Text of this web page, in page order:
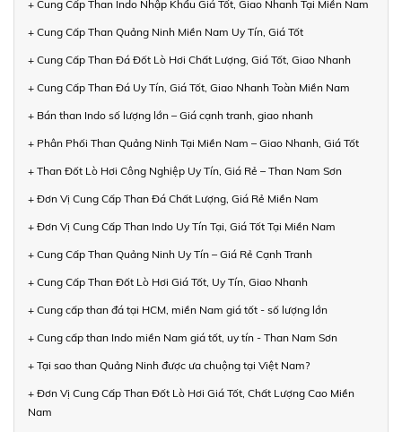
+ Cung Cấp Than Indo Nhập Khẩu Giá Tốt, Giao Nhanh Tại Miền Nam
+ Cung Cấp Than Quảng Ninh Miền Nam Uy Tín, Giá Tốt
+ Cung Cấp Than Đá Đốt Lò Hơi Chất Lượng, Giá Tốt, Giao Nhanh
+ Cung Cấp Than Đá Uy Tín, Giá Tốt, Giao Nhanh Toàn Miền Nam
+ Bán than Indo số lượng lớn – Giá cạnh tranh, giao nhanh
+ Phân Phối Than Quảng Ninh Tại Miền Nam – Giao Nhanh, Giá Tốt
+ Than Đốt Lò Hơi Công Nghiệp Uy Tín, Giá Rẻ – Than Nam Sơn
+ Đơn Vị Cung Cấp Than Đá Chất Lượng, Giá Rẻ Miền Nam
+ Đơn Vị Cung Cấp Than Indo Uy Tín Tại, Giá Tốt Tại Miền Nam
+ Cung Cấp Than Quảng Ninh Uy Tín – Giá Rẻ Cạnh Tranh
+ Cung Cấp Than Đốt Lò Hơi Giá Tốt, Uy Tín, Giao Nhanh
+ Cung cấp than đá tại HCM, miền Nam giá tốt - số lượng lớn
+ Cung cấp than Indo miền Nam giá tốt, uy tín - Than Nam Sơn
+ Tại sao than Quảng Ninh được ưa chuộng tại Việt Nam?
+ Đơn Vị Cung Cấp Than Đốt Lò Hơi Giá Tốt, Chất Lượng Cao Miền
Nam